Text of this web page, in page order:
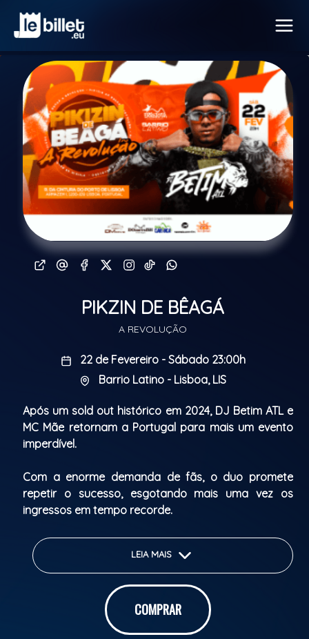
PIKZIN DE BÊAGÁ
A REVOLUÇÃO
22 de Fevereiro - Sábado 23:00h
Barrio Latino - Lisboa, LIS
Após um sold out histórico em 2024, DJ Betim ATL e
MC Mãe retornam a Portugal para mais um evento
imperdível.
Com a enorme demanda de fãs, o duo promete
repetir o sucesso, esgotando mais uma vez os
ingressos em tempo recorde.
Para atender a todos, a produção decidiu abrir mais
um baile e garantir que ninguém fique de fora.
Betim ATL estará no Barrio Latino, em Lisboa,
trazendo todo o seu sucesso, acompanhado de MC
Mãe, para um show inesquecível.
LEIA MAIS
COMPRAR